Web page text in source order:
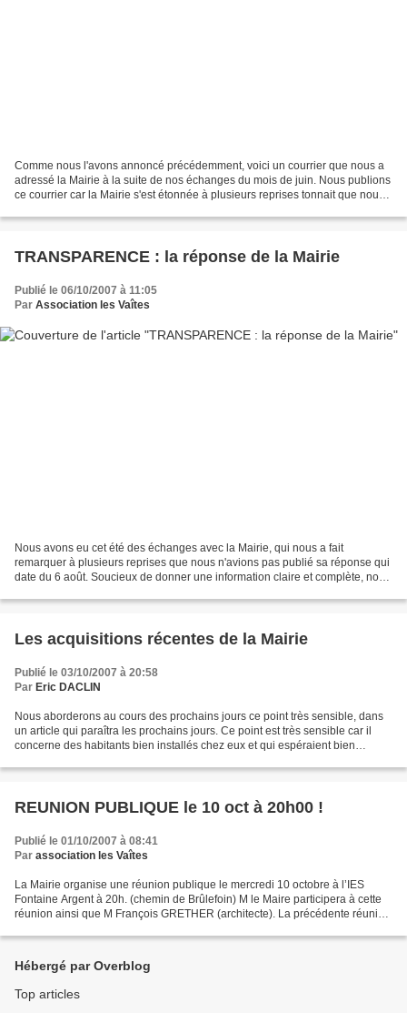
Comme nous l'avons annoncé précédemment, voici un courrier que nous a
adressé la Mairie à la suite de nos échanges du mois de juin. Nous publions
ce courrier car la Mairie s'est étonnée à plusieurs reprises tonnait que nous
TRANSPARENCE : la réponse de la Mairie
Publié le 06/10/2007 à 11:05
Par Association les Vaîtes
Nous avons eu cet été des échanges avec la Mairie, qui nous a fait
remarquer à plusieurs reprises que nous n'avions pas publié sa réponse qui
date du 6 août. Soucieux de donner une information claire et complète, nous
Les acquisitions récentes de la Mairie
Publié le 03/10/2007 à 20:58
Par Eric DACLIN
Nous aborderons au cours des prochains jours ce point très sensible, dans
un article qui paraîtra les prochains jours. Ce point est très sensible car il
concerne des habitants bien installés chez eux et qui espéraient bien
REUNION PUBLIQUE le 10 oct à 20h00 !
Publié le 01/10/2007 à 08:41
Par association les Vaîtes
La Mairie organise une réunion publique le mercredi 10 octobre à l’IES
Fontaine Argent à 20h. (chemin de Brûlefoin) M le Maire participera à cette
réunion ainsi que M François GRETHER (architecte). La précédente réunion
Hébergé par Overblog
Top articles